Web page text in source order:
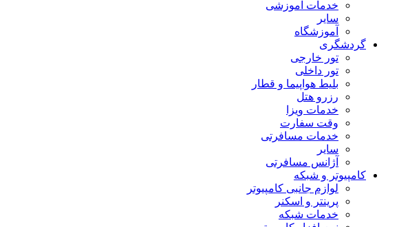
خدمات آموزشی
سایر
آموزشگاه
گردشگری
تور خارجی
تور داخلی
بلیط هواپیما و قطار
رزرو هتل
خدمات ویزا
وقت سفارت
خدمات مسافرتی
سایر
آژانس مسافرتی
کامپیوتر و شبکه
لوازم جانبی کامپیوتر
پرینتر و اسکنر
خدمات شبکه